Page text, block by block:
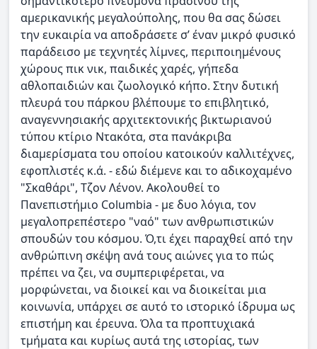
αμερικανικής μεγαλούπολης, που θα σας δώσει
την ευκαιρία να αποδράσετε σ’ έναν μικρό φυσικό
παράδεισο με τεχνητές λίμνες, περιποιημένους
χώρους πικ νικ, παιδικές χαρές, γήπεδα
αθλοπαιδιών και ζωολογικό κήπο. Στην δυτική
πλευρά του πάρκου βλέπουμε το επιβλητικό,
αναγεννησιακής αρχιτεκτονικής βικτωριανού
τύπου κτίριο Ντακότα, στα πανάκριβα
διαμερίσματα του οποίου κατοικούν καλλιτέχνες,
εφοπλιστές κ.ά. - εδώ διέμενε και το αδικοχαμένο
"Σκαθάρι", Τζον Λένον. Ακολουθεί το
Πανεπιστήμιο Columbia - με δυο λόγια, τον
μεγαλοπρεπέστερο "ναό" των ανθρωπιστικών
σπουδών του κόσμου. Ό,τι έχει παραχθεί από την
ανθρώπινη σκέψη ανά τους αιώνες για το πώς
πρέπει να ζει, να συμπεριφέρεται, να
μορφώνεται, να διοικεί και να διοικείται μια
κοινωνία, υπάρχει σε αυτό το ιστορικό ίδρυμα ως
επιστήμη και έρευνα. Όλα τα προπτυχιακά
τμήματα και κυρίως αυτά της ιστορίας, των